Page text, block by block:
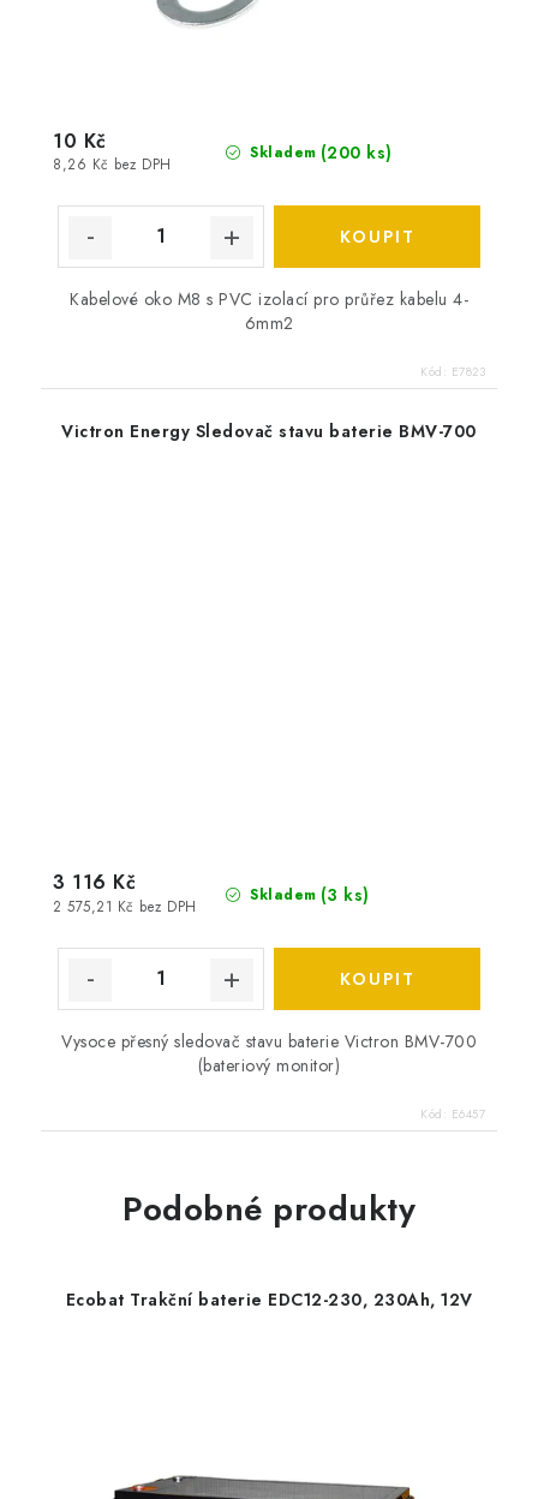
Skladem (200 ks)
8,26 Kč bez DPH
10 Kč
Kabelové oko M8 s PVC izolací pro průřez kabelu 4-
6mm2
Kód: E7823
Victron Energy Sledovač stavu baterie BMV-700
Skladem (3 ks)
2 575,21 Kč bez DPH
3 116 Kč
Vysoce přesný sledovač stavu baterie Victron BMV-700
(bateriový monitor)
Kód: E6457
Podobné produkty
Ecobat Trakční baterie EDC12-230, 230Ah, 12V